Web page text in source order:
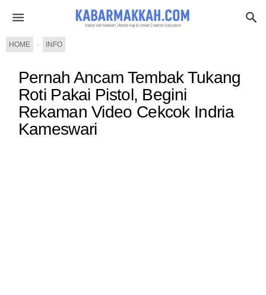
HOME › INFO
Pernah Ancam Tembak Tukang
Roti Pakai Pistol, Begini
Rekaman Video Cekcok Indria
Kameswari